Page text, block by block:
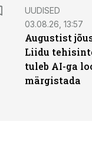
UUDISED
03.08.26, 13:57
Augustist
Liidu
tuleb AI-ga
märgistada